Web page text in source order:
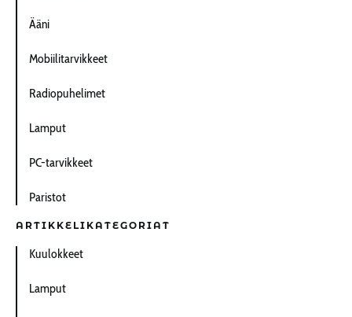
Ääni
Mobiilitarvikkeet
Radiopuhelimet
Lamput
PC-tarvikkeet
Paristot
ARTIKKELIKATEGORIAT
Kuulokkeet
Lamput